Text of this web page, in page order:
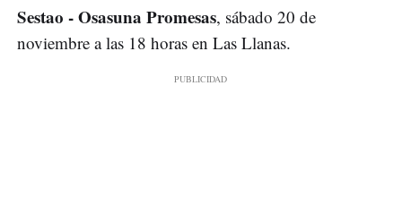
Sestao - Osasuna Promesas, sábado 20 de
noviembre a las 18 horas en Las Llanas.